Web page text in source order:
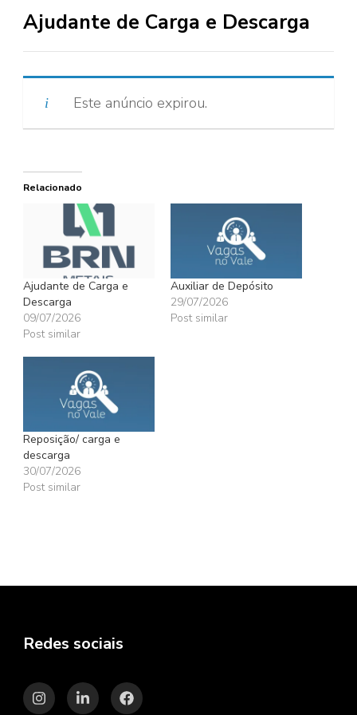
Ajudante de Carga e Descarga
Este anúncio expirou.
Relacionado
Ajudante de Carga e
Descarga
09/07/2026
Post similar
Auxiliar de Depósito
29/07/2026
Post similar
Reposição/ carga e
descarga
30/07/2026
Post similar
Redes sociais